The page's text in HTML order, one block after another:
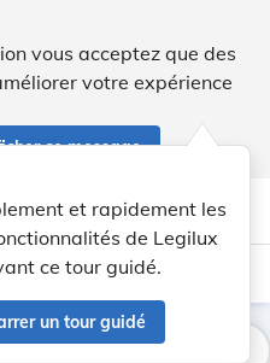
vous acceptez que des
votre expérience
ce message
help Aide
et rapidement les
de Legilux
ce tour guidé.
un tour guidé
light_mode dark_mode